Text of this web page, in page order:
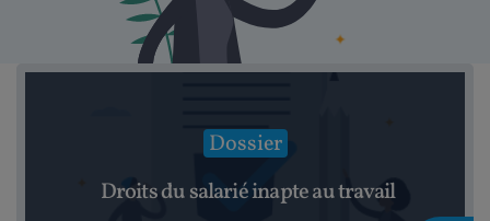
Dossier
Droits du salarié inapte au travail